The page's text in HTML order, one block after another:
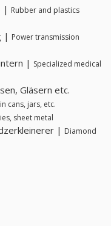
| Rubber and plastics
| Power transmission
| Specialized medical
Gläsern etc.
cans, jars, etc.
sheet metal
| Diamond